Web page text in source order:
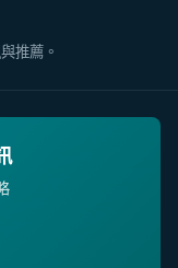
推薦。